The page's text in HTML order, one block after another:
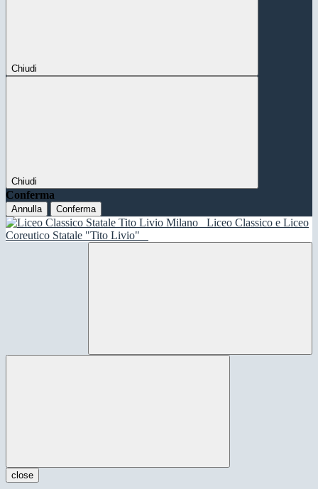
Chiudi
Chiudi
Conferma
Annulla Conferma
Liceo Classico e Liceo
Coreutico Statale "Tito Livio"
close